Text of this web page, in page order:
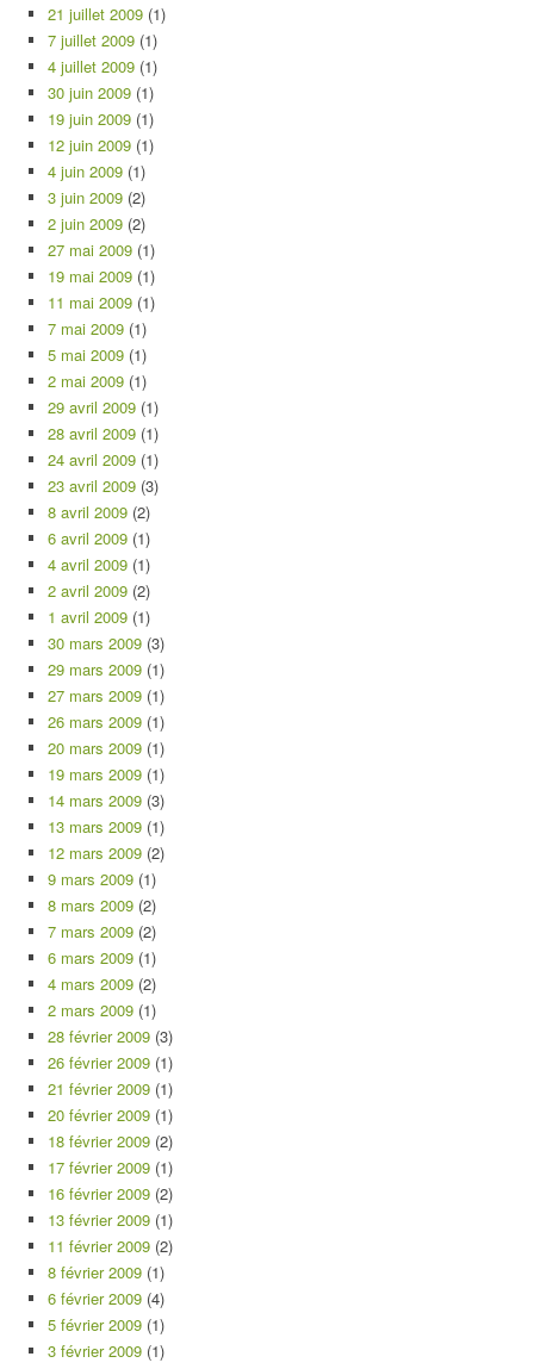
21 juillet 2009 (1)
7 juillet 2009 (1)
4 juillet 2009 (1)
30 juin 2009 (1)
19 juin 2009 (1)
12 juin 2009 (1)
4 juin 2009 (1)
3 juin 2009 (2)
2 juin 2009 (2)
27 mai 2009 (1)
19 mai 2009 (1)
11 mai 2009 (1)
7 mai 2009 (1)
5 mai 2009 (1)
2 mai 2009 (1)
29 avril 2009 (1)
28 avril 2009 (1)
24 avril 2009 (1)
23 avril 2009 (3)
8 avril 2009 (2)
6 avril 2009 (1)
4 avril 2009 (1)
2 avril 2009 (2)
1 avril 2009 (1)
30 mars 2009 (3)
29 mars 2009 (1)
27 mars 2009 (1)
26 mars 2009 (1)
20 mars 2009 (1)
19 mars 2009 (1)
14 mars 2009 (3)
13 mars 2009 (1)
12 mars 2009 (2)
9 mars 2009 (1)
8 mars 2009 (2)
7 mars 2009 (2)
6 mars 2009 (1)
4 mars 2009 (2)
2 mars 2009 (1)
28 février 2009 (3)
26 février 2009 (1)
21 février 2009 (1)
20 février 2009 (1)
18 février 2009 (2)
17 février 2009 (1)
16 février 2009 (2)
13 février 2009 (1)
11 février 2009 (2)
8 février 2009 (1)
6 février 2009 (4)
5 février 2009 (1)
3 février 2009 (1)